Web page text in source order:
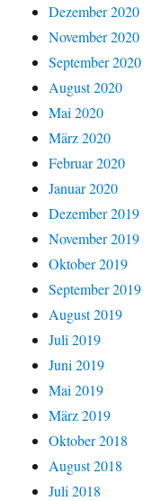
Dezember 2020
November 2020
September 2020
August 2020
Mai 2020
März 2020
Februar 2020
Januar 2020
Dezember 2019
November 2019
Oktober 2019
September 2019
August 2019
Juli 2019
Juni 2019
Mai 2019
März 2019
Oktober 2018
August 2018
Juli 2018